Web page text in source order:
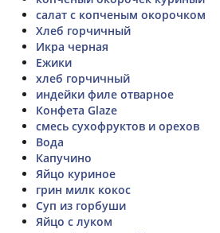
салат с копченым окорочком
Хлеб горчичный
Икра черная
Ежики
хлеб горчичный
индейки филе отварное
Конфета Glaze
смесь сухофруктов и орехов
Вода
Капучино
Яйцо куриное
грин милк кокос
Суп из горбуши
Яйцо с луком